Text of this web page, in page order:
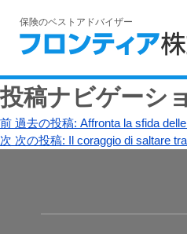
保険のベストアドバイザー
投稿ナビゲーシ
前 過去の投稿: Affronta la sfida
次 次の投稿: Il coraggio di saltare